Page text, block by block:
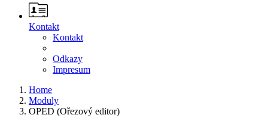
Kontakt
Kontakt
Odkazy
Impresum
Home
Moduly
OPED (Ořezový editor)